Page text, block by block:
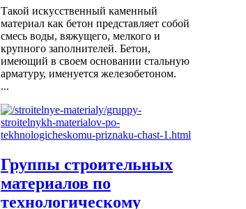
Такой искусственный каменный
материал как бетон представляет собой
смесь воды, вяжущего, мелкого и
крупного заполнителей. Бетон,
имеющий в своем основании стальную
арматуру, именуется железобетоном.
...
Группы строительных
материалов по
технологическому